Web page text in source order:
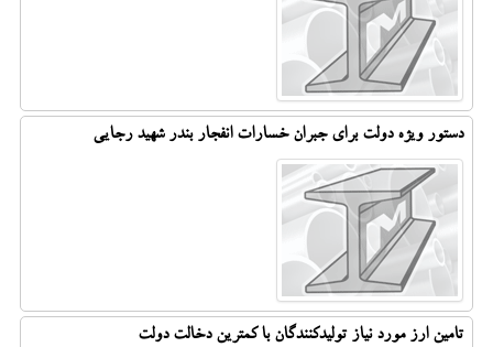
دستور ویژه دولت برای جبران خسارات انفجار بندر شهید رجایی
تامین ارز مورد نیاز تولیدکنندگان با کمترین دخالت دولت